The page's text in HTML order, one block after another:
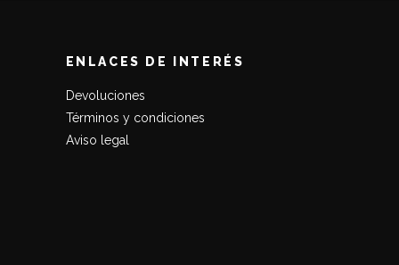
ENLACES DE INTERÉS
Devoluciones
Términos y condiciones
Aviso legal